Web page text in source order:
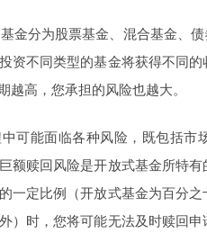
金分为股票基金、混合基金、
资不同类型的基金将获得不同
越高，您承担的风险也越大。
可能面临各种风险，既包括市
额赎回风险是开放式基金所特
一定比例（开放式基金为百分
）时，您将可能无法及时赎回